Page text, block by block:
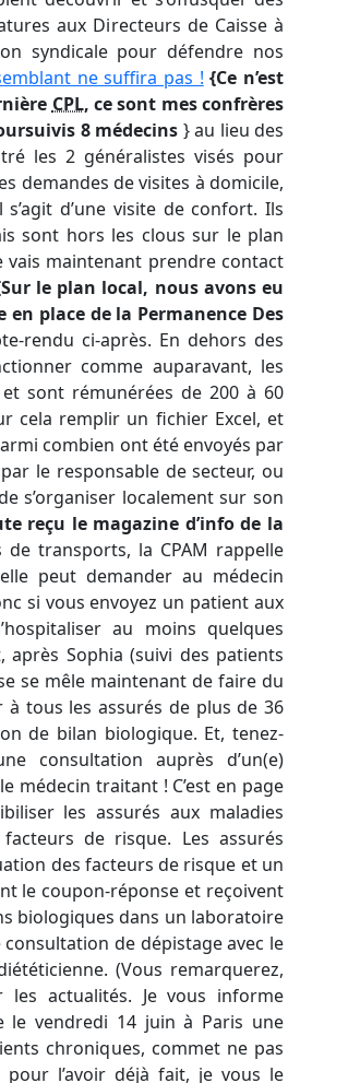
aux Directeurs de Caisse à
syndicale pour défendre nos
ne suffira pas ! {Ce n’est
CPL, ce sont mes confrères
8 médecins } au lieu des
les 2 généralistes visés pour
demandes de visites à domicile,
d’une visite de confort. Ils
sont hors les clous sur le plan
vais maintenant prendre contact
le plan local, nous avons eu
place de la Permanence Des
rendu ci-après. En dehors des
comme auparavant, les
sont rémunérées de 200 à 60
cela remplir un fichier Excel, et
combien ont été envoyés par
le responsable de secteur, ou
s’organiser localement sur son
reçu le magazine d’info de la
transports, la CPAM rappelle
peut demander au médecin
si vous envoyez un patient aux
au moins quelques
Sophia (suivi des patients
se mêle maintenant de faire du
à tous les assurés de plus de 36
de bilan biologique. Et, tenez-
consultation auprès d’un(e)
médecin traitant ! C’est en page
les assurés aux maladies
de risque. Les assurés
des facteurs de risque et un
le coupon-réponse et reçoivent
biologiques dans un laboratoire
de dépistage avec le
(Vous remarquerez,
les actualités. Je vous informe
le vendredi 14 juin à Paris une
chroniques, commet ne pas
pour l’avoir déjà fait, je vous le